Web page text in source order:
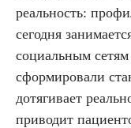
реальность:
сегодня
социальным
сформировали
дотягивает
приводит